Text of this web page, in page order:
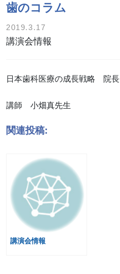
歯のコラム
2019.3.17
講演会情報
日本歯科医療の成長戦略 院長
講師 小畑真先生
関連投稿:
講演会情報